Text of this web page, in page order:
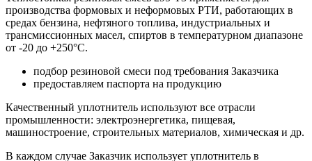
производства формовых и неформовых РТИ, работающих в
средах бензина, нефтяного топлива, индустриальных и
трансмиссионных масел, спиртов в температурном диапазоне
от -20 до +250°C.
подбор резиновой смеси под требования Заказчика
предоставляем паспорта на продукцию
Качественный уплотнитель используют все отрасли
промышленности: электроэнергетика, пищевая,
машиностроение, строительных материалов, химическая и др.
В каждом случае Заказчик использует уплотнитель в